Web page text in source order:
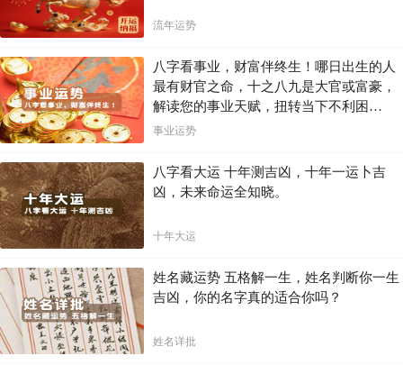
流年运势
八字看事业，财富伴终生！哪日出生的人
最有财官之命，十之八九是大官或富豪，
解读您的事业天赋，扭转当下不利困
局！！
事业运势
八字看大运 十年测吉凶，十年一运卜吉
凶，未来命运全知晓。
十年大运
姓名藏运势 五格解一生，姓名判断你一生
吉凶，你的名字真的适合你吗？
姓名详批